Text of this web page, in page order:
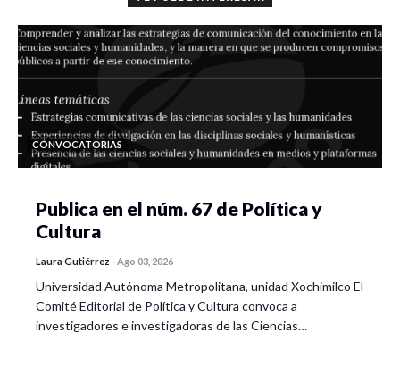
complejidad socioambiental desde la horizontalidad y el
compromiso social.
De manera general, pensamos que es sumamente
importante fortalecer espacios en los que las
organizaciones sociales y, las y los investigadores
consolidados, y en formación podamos compartir y debatir
búsqueda de sostener y defender la vida.
Vázquez (Independiente)/ Bety Chalé (Independiente)/
Jamelia Pichún (Independiente)/ Leonor Zalabata Torre
CONVOCATORIAS
Publica en el núm. 67 de Política y
Cultura
Laura Gutiérrez -Ago 03, 2026
Universidad Autónoma Metropolitana, unidad Xochimilco El
Comité Editorial de Política y Cultura convoca a
investigadores e investigadoras de las Ciencias…